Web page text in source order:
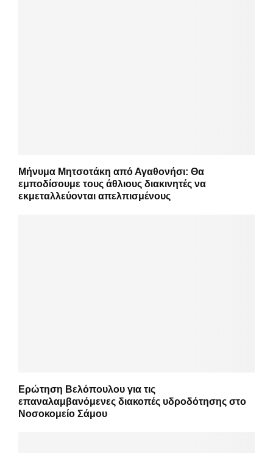
Μήνυμα Μητσοτάκη από Αγαθονήσι: Θα
εμποδίσουμε τους άθλιους διακινητές να
εκμεταλλεύονται απελπισμένους
Ερώτηση Βελόπουλου για τις
επαναλαμβανόμενες διακοπές υδροδότησης στο
Νοσοκομείο Σάμου